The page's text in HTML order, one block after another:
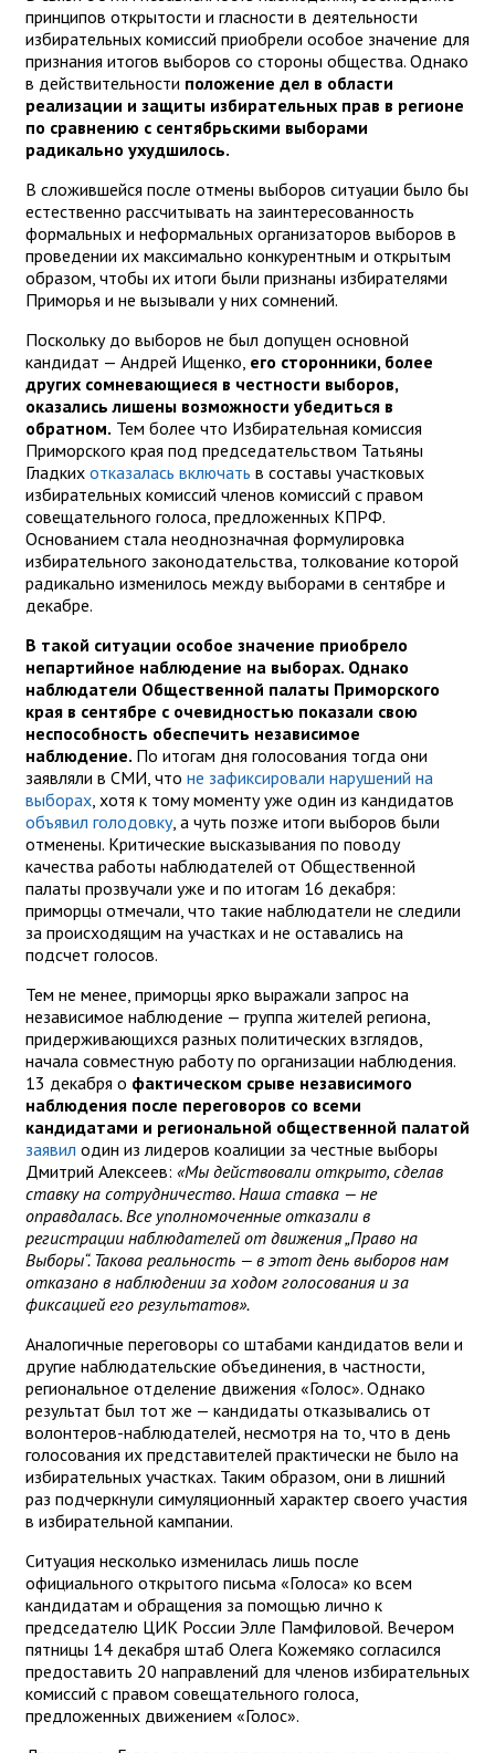
принципов открытости и гласности в деятельности
избирательных комиссий приобрели особое значение для
признания итогов выборов со стороны общества. Однако
в действительности положение дел в области
реализации и защиты избирательных прав в регионе
по сравнению с сентябрьскими выборами
радикально ухудшилось.
В сложившейся после отмены выборов ситуации было бы
естественно рассчитывать на заинтересованность
формальных и неформальных организаторов выборов в
проведении их максимально конкурентным и открытым
образом, чтобы их итоги были признаны избирателями
Приморья и не вызывали у них сомнений.
Поскольку до выборов не был допущен основной
кандидат — Андрей Ищенко, его сторонники, более
других сомневающиеся в честности выборов,
оказались лишены возможности убедиться в
обратном. Тем более что Избирательная комиссия
Приморского края под председательством Татьяны
Гладких отказалась включать в составы участковых
избирательных комиссий членов комиссий с правом
совещательного голоса, предложенных КПРФ.
Основанием стала неоднозначная формулировка
избирательного законодательства, толкование которой
радикально изменилось между выборами в сентябре и
декабре.
В такой ситуации особое значение приобрело
непартийное наблюдение на выборах. Однако
наблюдатели Общественной палаты Приморского
края в сентябре с очевидностью показали свою
неспособность обеспечить независимое
наблюдение. По итогам дня голосования тогда они
заявляли в СМИ, что не зафиксировали нарушений на
выборах, хотя к тому моменту уже один из кандидатов
объявил голодовку, а чуть позже итоги выборов были
отменены. Критические высказывания по поводу
качества работы наблюдателей от Общественной
палаты прозвучали уже и по итогам 16 декабря:
приморцы отмечали, что такие наблюдатели не следили
за происходящим на участках и не оставались на
подсчет голосов.
Тем не менее, приморцы ярко выражали запрос на
независимое наблюдение — группа жителей региона,
придерживающихся разных политических взглядов,
начала совместную работу по организации наблюдения.
13 декабря о фактическом срыве независимого
наблюдения после переговоров со всеми
кандидатами и региональной общественной палатой
заявил один из лидеров коалиции за честные выборы
Дмитрий Алексеев: «Мы действовали открыто, сделав
ставку на сотрудничество. Наша ставка — не
оправдалась. Все уполномоченные отказали в
регистрации наблюдателей от движения „Право на
Выборы“. Такова реальность — в этот день выборов нам
отказано в наблюдении за ходом голосования и за
фиксацией его результатов».
Аналогичные переговоры со штабами кандидатов вели и
другие наблюдательские объединения, в частности,
региональное отделение движения «Голос». Однако
результат был тот же — кандидаты отказывались от
волонтеров-наблюдателей, несмотря на то, что в день
голосования их представителей практически не было на
избирательных участках. Таким образом, они в лишний
раз подчеркнули симуляционный характер своего участия
в избирательной кампании.
Ситуация несколько изменилась лишь после
официального открытого письма «Голоса» ко всем
кандидатам и обращения за помощью лично к
председателю ЦИК России Элле Памфиловой. Вечером
пятницы 14 декабря штаб Олега Кожемяко согласился
предоставить 20 направлений для членов избирательных
комиссий с правом совещательного голоса,
предложенных движением «Голос».